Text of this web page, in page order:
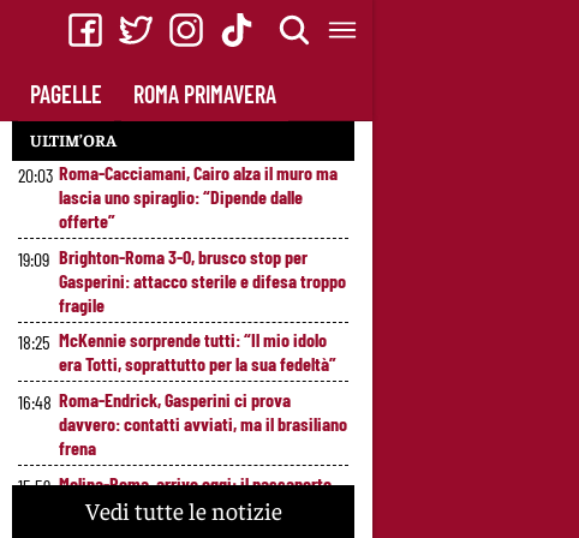
PAGELLE ROMA PRIMAVERA
ULTIM’ORA
20:03 Roma-Cacciamani, Cairo alza il muro ma
lascia uno spiraglio: “Dipende dalle
offerte”
19:09 Brighton-Roma 3-0, brusco stop per
Gasperini: attacco sterile e difesa troppo
fragile
18:25 McKennie sorprende tutti: “Il mio idolo
era Totti, soprattutto per la sua fedeltà”
16:48 Roma-Endrick, Gasperini ci prova
davvero: contatti avviati, ma il brasiliano
frena
15:59 Molina-Roma, arrivo oggi: il passaporto
può sbloccare un altro colpo
Vedi tutte le notizie